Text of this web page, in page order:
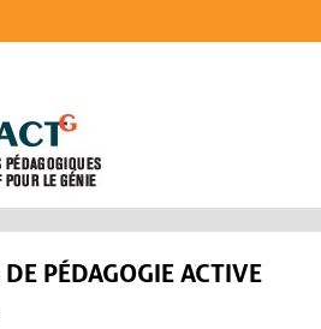
PÉDAGOGIE ACTIVE